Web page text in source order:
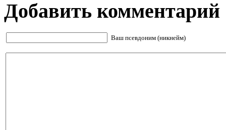
Добавить комментарий
Ваш псевдоним (никнейм)